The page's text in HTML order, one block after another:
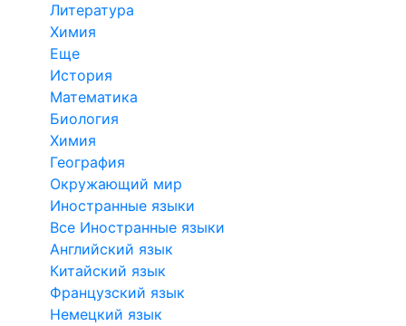
Литература
Химия
Еще
История
Математика
Биология
Химия
География
Окружающий мир
Иностранные языки
Все Иностранные языки
Английский язык
Китайский язык
Французский язык
Немецкий язык